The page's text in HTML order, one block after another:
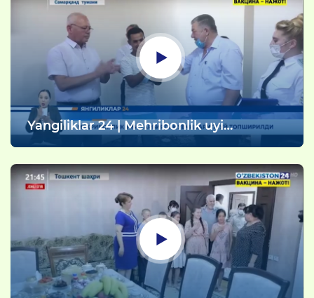
Yangiliklar 24 | Mehribonlik uyi
tarbiyalanuvchilariga uy topshirildi